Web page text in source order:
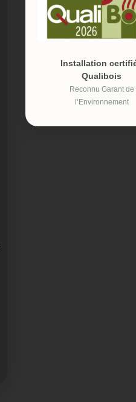
Installation
Qualibois
Reconnu Garant de
l’Environnement